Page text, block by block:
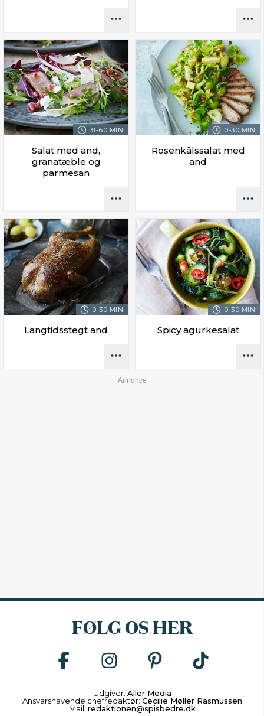
31-60 MIN.
Salat med and,
granatæble og
parmesan
0-30 MIN.
Rosenkålssalat med
and
0-30 MIN.
Langtidsstegt and
0-30 MIN.
Spicy agurkesalat
FØLG OS HER
Udgiver: Aller Media
Ansvarshavende chefredaktør: Cecilie Møller Rasmussen
Mail: redaktionen@spisbedre.dk